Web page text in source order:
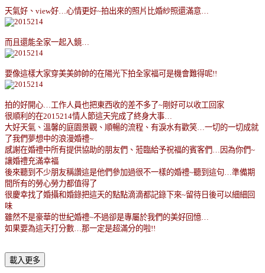
天氣好、 view好 心情更好~拍出來的照片比婚紗照還滿意
而且還能全家一起入鏡
要像這樣大家穿美美帥帥的在陽光下拍全家福可是機會難得呢!!
拍的好開心 工作人員也把東西收的差不多了~剛好可以收工回家
很順利的在2015214情人節這天完成了終身大事
大好天氣、溫馨的庭園景觀、順暢的流程、有淚水有歡笑
一切的一切成就
了我們夢想中的浪漫婚禮~
感謝在婚禮中所有提供協助的朋友們、蒞臨給予祝福的賓客們 …因為你們~
讓婚禮充滿幸福
後來聽到不少朋友稱讚這是他們參加過很不一樣的婚禮~聽到這句
準備期
間所有的勞心勞力都值得了
很慶幸找了婚攝和婚錄把這天的點點滴滴都記錄下來~留待日後可以細細回
味
雖然不是豪華的世紀婚禮~不過卻是專屬於我們的美好回憶
如果要為這天打分數
那一定是超滿分的啦!!
載入更多